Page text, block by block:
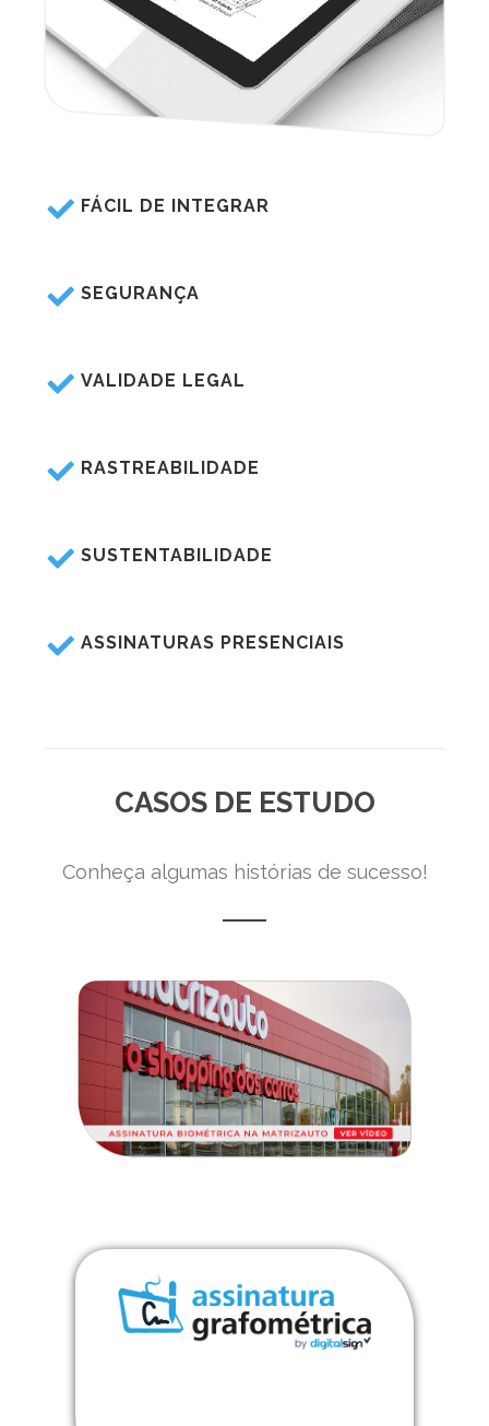
FÁCIL DE INTEGRAR
SEGURANÇA
VALIDADE LEGAL
RASTREABILIDADE
SUSTENTABILIDADE
ASSINATURAS PRESENCIAIS
CASOS DE ESTUDO
Conheça algumas histórias de sucesso!